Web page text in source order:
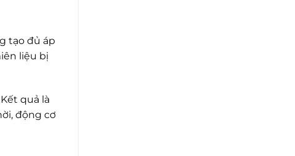
tạo đủ áp
liệu bị
quả là
động cơ